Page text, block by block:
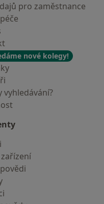
pro zaměstnance
nové kolegy!
vyhledávání?